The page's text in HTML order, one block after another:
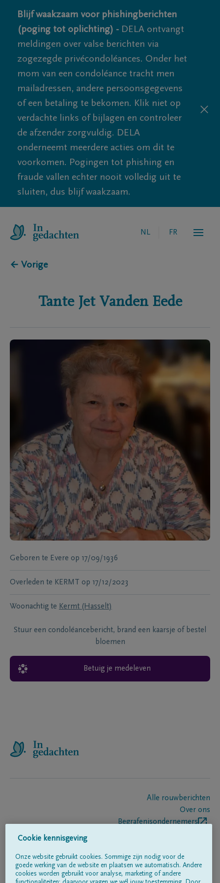
Blijf waakzaam voor phishingberichten
(poging tot oplichting) - DELA ontvangt
meldingen over valse berichten via
zogezegde privécondoléances. Onder het
mom van een condoléance tracht men
mailadressen, andere persoonsgegevens
of een betaling te bekomen. Klik niet op
verdachte links of bijlagen en controleer
de afzender zorgvuldig. DELA
onderneemt meerdere acties om dit te
voorkomen. Pogingen tot phishing en
fraude vallen echter nooit volledig uit te
sluiten, dus blijf waakzaam.
NL FR
← Vorige
Tante Jet Vanden Eede
Geboren te Evere op 17/09/1936
Overleden te KERMT op 17/12/2023
Woonachtig te Kermt (Hasselt)
Stuur een condoléancebericht, brand een kaarsje of bestel
bloemen
Betuig je medeleven
Alle rouwberichten
Over ons
Begrafenisondernemers
Volg ons op
Cookie kennisgeving
Onze website gebruikt cookies. Sommige zijn nodig voor de
goede werking van de website en plaatsen we automatisch. Andere
cookies worden gebruikt voor analyse, marketing of andere